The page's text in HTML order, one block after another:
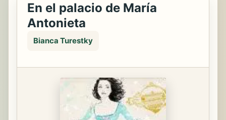
En el palacio de María
Antonieta
Bianca Turestky